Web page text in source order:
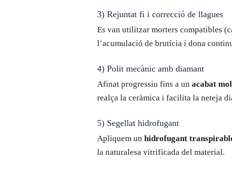
3) Rejuntat fi i correcció de llagues
Es van utilitzar morters compatibles
l’acumulació de brutícia i dona
4) Polit mecànic amb diamant
Afinat progressiu fins a un acabat
realça la ceràmica i facilita la neteja
5) Segellat hidrofugant
Apliquem un hidrofugant
la naturalesa vitrificada del material.